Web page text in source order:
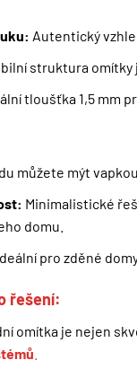
Autentický
struktura omítky
tloušťka 1,5 mm
můžete mýt vapkou
Minimalistické
domu.
pro zděné
řešení:
omítka je nejen
produktech a
Zásady